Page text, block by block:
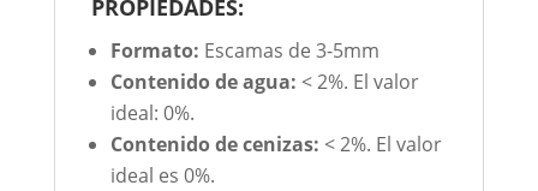
PROPIEDADES:
Formato: Escamas de 3-5mm
Contenido de agua: < 2%. El valor
ideal: 0%.
Contenido de cenizas: < 2%. El valor
ideal es 0%.